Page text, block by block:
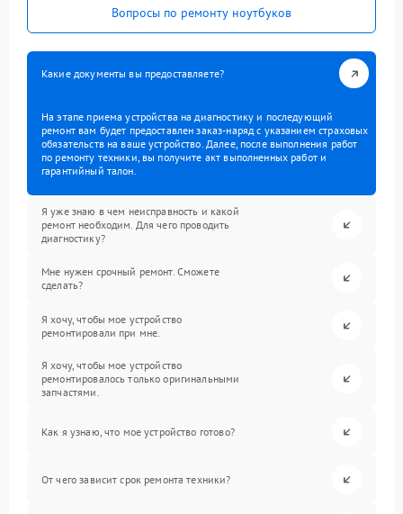
Вопросы по ремонту ноутбуков
Какие документы вы предоставляете?
На этапе приема устройства на диагностику и последующий
ремонт вам будет предоставлен заказ-наряд с указанием страховых
обязательств на ваше устройство. Далее, после выполнения работ
по ремонту техники, вы получите акт выполненных работ и
гарантийный талон.
Я уже знаю в чем неисправность и какой
ремонт необходим. Для чего проводить
диагностику?
Мне нужен срочный ремонт. Сможете
сделать?
Я хочу, чтобы мое устройство
ремонтировали при мне.
Я хочу, чтобы мое устройство
ремонтировалось только оригинальными
запчастями.
Как я узнаю, что мое устройство готово?
От чего зависит срок ремонта техники?